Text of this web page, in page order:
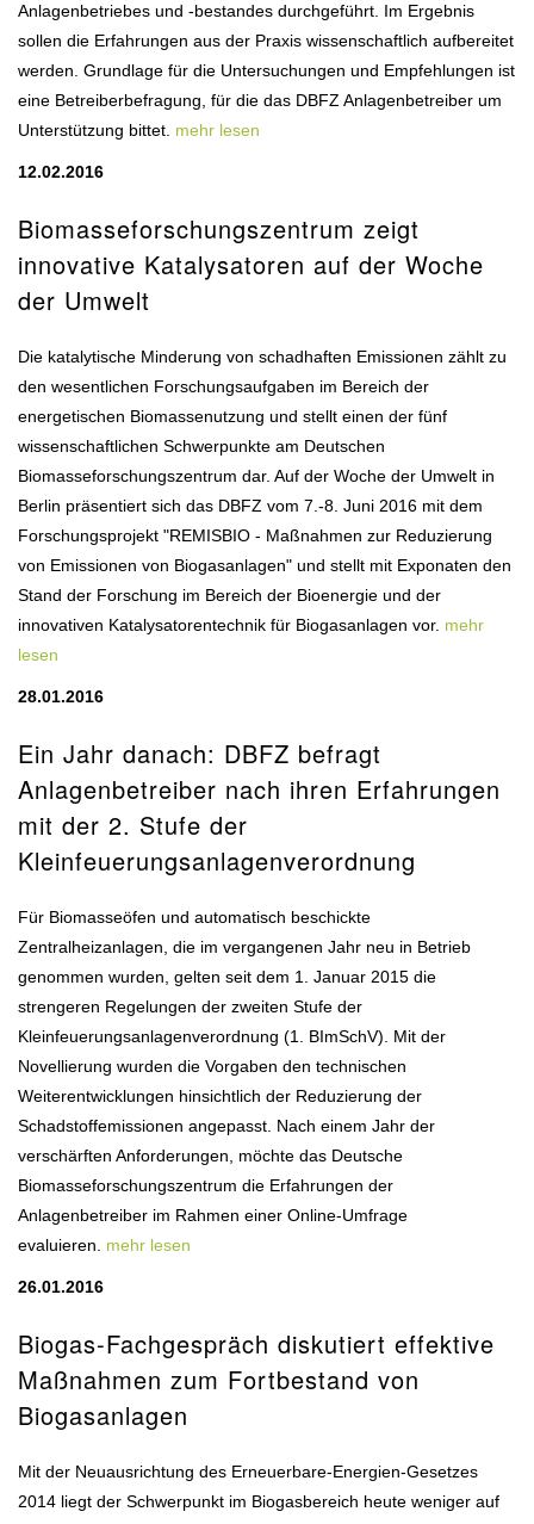
Anlagenbetriebes und -bestandes durchgeführt. Im Ergebnis
sollen die Erfahrungen aus der Praxis wissenschaftlich aufbereitet
werden. Grundlage für die Untersuchungen und Empfehlungen ist
eine Betreiberbefragung, für die das DBFZ Anlagenbetreiber um
Unterstützung bittet. mehr lesen
12.02.2016
Biomasseforschungszentrum zeigt
innovative Katalysatoren auf der Woche
der Umwelt
Die katalytische Minderung von schadhaften Emissionen zählt zu
den wesentlichen Forschungsaufgaben im Bereich der
energetischen Biomassenutzung und stellt einen der fünf
wissenschaftlichen Schwerpunkte am Deutschen
Biomasseforschungszentrum dar. Auf der Woche der Umwelt in
Berlin präsentiert sich das DBFZ vom 7.-8. Juni 2016 mit dem
Forschungsprojekt "REMISBIO - Maßnahmen zur Reduzierung
von Emissionen von Biogasanlagen" und stellt mit Exponaten den
Stand der Forschung im Bereich der Bioenergie und der
innovativen Katalysatorentechnik für Biogasanlagen vor. mehr
lesen
28.01.2016
Ein Jahr danach: DBFZ befragt
Anlagenbetreiber nach ihren Erfahrungen
mit der 2. Stufe der
Kleinfeuerungsanlagenverordnung
Für Biomasseöfen und automatisch beschickte
Zentralheizanlagen, die im vergangenen Jahr neu in Betrieb
genommen wurden, gelten seit dem 1. Januar 2015 die
strengeren Regelungen der zweiten Stufe der
Kleinfeuerungsanlagenverordnung (1. BImSchV). Mit der
Novellierung wurden die Vorgaben den technischen
Weiterentwicklungen hinsichtlich der Reduzierung der
Schadstoffemissionen angepasst. Nach einem Jahr der
verschärften Anforderungen, möchte das Deutsche
Biomasseforschungszentrum die Erfahrungen der
Anlagenbetreiber im Rahmen einer Online-Umfrage
evaluieren. mehr lesen
26.01.2016
Biogas-Fachgespräch diskutiert effektive
Maßnahmen zum Fortbestand von
Biogasanlagen
Mit der Neuausrichtung des Erneuerbare-Energien-Gesetzes
2014 liegt der Schwerpunkt im Biogasbereich heute weniger auf